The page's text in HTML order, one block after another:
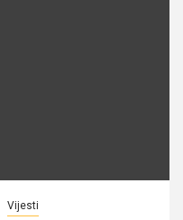
Vijesti